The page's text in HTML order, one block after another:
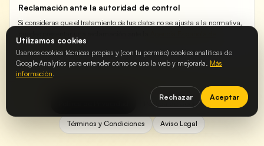
Reclamación ante la autoridad de control
Si consideras que el tratamiento de tus datos no se ajusta a la normativa,
Protección de Datos.
Política de Cookies
Términos y Condiciones Aviso Legal
Utilizamos cookies
Usamos cookies técnicas propias y (con tu permiso) cookies analíticas de
Google Analytics para entender cómo se usa la web y mejorarla. Más
información.
Rechazar Aceptar